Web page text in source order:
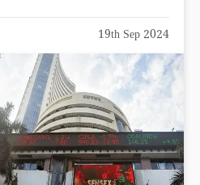
19th Sep 2024